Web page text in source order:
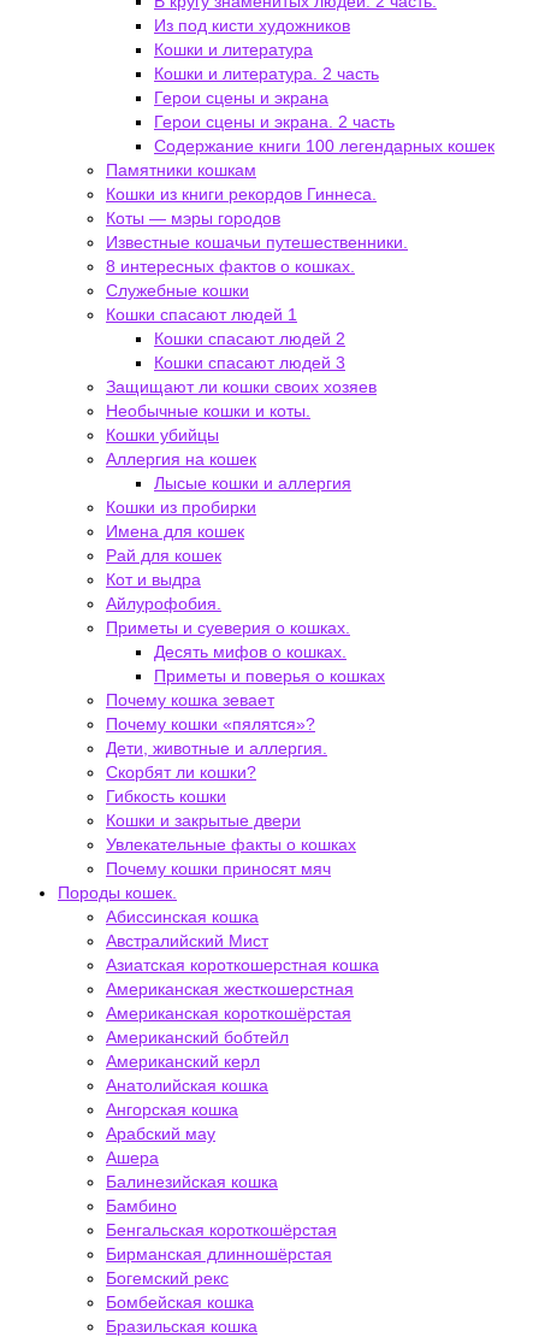
Из под кисти художников
Кошки и литература
Кошки и литература. 2 часть
Герои сцены и экрана
Герои сцены и экрана. 2 часть
Содержание книги 100 легендарных кошек
Памятники кошкам
Кошки из книги рекордов Гиннеса.
Коты — мэры городов
Известные кошачьи путешественники.
8 интересных фактов о кошках.
Служебные кошки
Кошки спасают людей 1
Кошки спасают людей 2
Кошки спасают людей 3
Защищают ли кошки своих хозяев
Необычные кошки и коты.
Кошки убийцы
Аллергия на кошек
Лысые кошки и аллергия
Кошки из пробирки
Имена для кошек
Рай для кошек
Кот и выдра
Айлурофобия.
Приметы и суеверия о кошках.
Десять мифов о кошках.
Приметы и поверья о кошках
Почему кошка зевает
Почему кошки «пялятся»?
Дети, животные и аллергия.
Скорбят ли кошки?
Гибкость кошки
Кошки и закрытые двери
Увлекательные факты о кошках
Почему кошки приносят мяч
Породы кошек.
Абиссинская кошка
Австралийский Мист
Азиатская короткошерстная кошка
Американская жесткошерстная
Американская короткошёрстая
Американский бобтейл
Американский керл
Анатолийская кошка
Ангорская кошка
Арабский мау
Ашера
Балинезийская кошка
Бамбино
Бенгальская короткошёрстая
Бирманская длинношёрстая
Богемский рекс
Бомбейская кошка
Бразильская кошка